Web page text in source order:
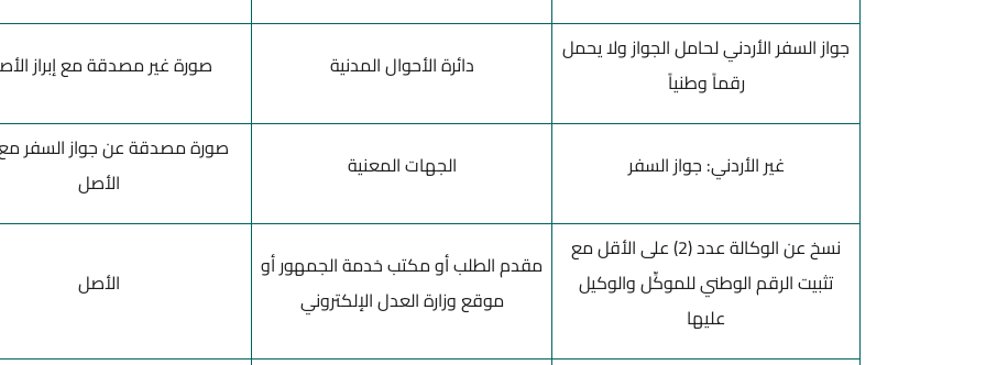
جواز السفر الأردني لحامل الجواز ولا يحمل
رقماً وطنياً
دائرة الأحوال المدنية صورة غير مصدقة مع إبراز
غير الأردني: جواز السفر الجهات المعنية
صورة مصدقة عن جواز السفر مع
الأصل
نسخ عن الوكالة عدد (2) على الأقل مع
تثبيت الرقم الوطني للموكِّل والوكيل
عليها
مقدم الطلب أو مكتب خدمة الجمهور أو
موقع وزارة العدل الإلكتروني
الأصل